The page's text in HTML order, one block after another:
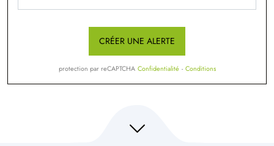
CRÉER UNE ALERTE
protection par reCAPTCHA Confidentialité - Conditions